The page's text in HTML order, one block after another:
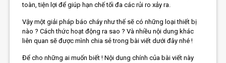
toàn, tiện lợi để giúp hạn chế tối đa các rủi ro xảy ra.
Vậy một giải pháp báo cháy như thế sẽ có những loại thiết bị
nào ? Cách thức hoạt động ra sao ? Và nhiều nội dung khác
liên quan sẽ được mình chia sẻ trong bài viết dưới đây nhé !
Để cho những ai muốn biết ! Nội dung chính của bài viết này